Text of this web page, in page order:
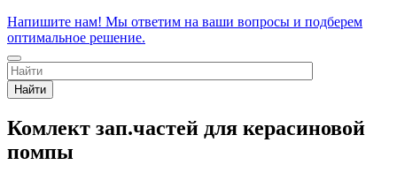
Напишите нам! Мы ответим на ваши вопросы и подберем
оптимальное решение.
Найти
Комлект зап.частей для керасиновой
помпы